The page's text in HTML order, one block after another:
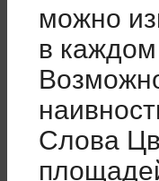
можно
в
Слова